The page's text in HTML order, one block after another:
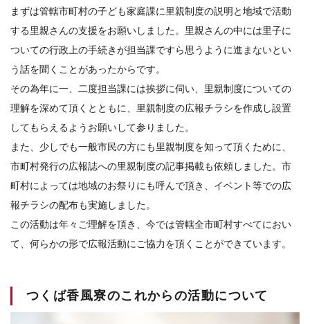
まずは管轄市町村の子ども家庭課に里親制度の説明と地域で活動
する里親さんの支援をお願いしました。里親さんの中には里子に
ついての行政上の手続きが担当課ですら思うように進まないとい
う話を聞くことがあったからです。
その為年に一、二度担当課には挨拶に伺い、里親制度についての
理解を深めて頂くとともに、里親制度の広報チラシを作成し設置
してもらえるようお願いして参りました。
また、少しでも一般市民の方にも里親制度を知って頂くために、
市町村発行の広報誌への里親制度の記事掲載も依頼しました。市
町村によっては地域のお祭りにも呼んで頂き、イベント等での広
報チラシの配布も実施しました。
この活動は年々ご理解を頂き、今では管轄全市町村すべてにおい
て、何らかの形で広報活動にご協力を頂くことができています。
つくば香風寮のこれからの活動について